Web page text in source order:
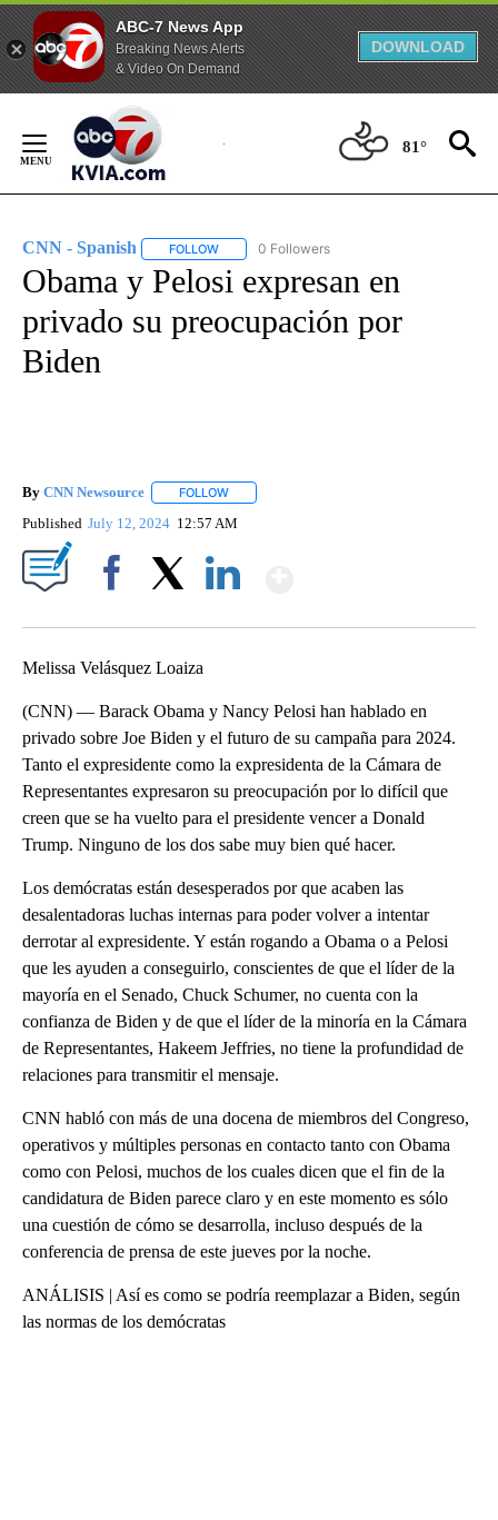
ABC-7 News App
Breaking News Alerts
& Video On Demand
DOWNLOAD
Content
81°
CNN - Spanish FOLLOW FOLLOW "CNN - SPANISH" TO RECEIVE
0 Followers
Obama y Pelosi expresan en
privado su preocupación por
Biden
By CNN Newsource FOLLOW
Published July 12, 2024 12:57 AM
Melissa Velásquez Loaiza
(CNN) — Barack Obama y Nancy Pelosi han hablado en
privado sobre Joe Biden y el futuro de su campaña para 2024.
Tanto el expresidente como la expresidenta de la Cámara de
Representantes expresaron su preocupación por lo difícil que
creen que se ha vuelto para el presidente vencer a Donald
Trump. Ninguno de los dos sabe muy bien qué hacer.
Los demócratas están desesperados por que acaben las
desalentadoras luchas internas para poder volver a intentar
derrotar al expresidente. Y están rogando a Obama o a Pelosi
que les ayuden a conseguirlo, conscientes de que el líder de la
mayoría en el Senado, Chuck Schumer, no cuenta con la
confianza de Biden y de que el líder de la minoría en la Cámara
de Representantes, Hakeem Jeffries, no tiene la profundidad de
relaciones para transmitir el mensaje.
CNN habló con más de una docena de miembros del Congreso,
operativos y múltiples personas en contacto tanto con Obama
como con Pelosi, muchos de los cuales dicen que el fin de la
candidatura de Biden parece claro y en este momento es sólo
una cuestión de cómo se desarrolla, incluso después de la
conferencia de prensa de este jueves por la noche.
ANÁLISIS | Así es como se podría reemplazar a Biden, según
las normas de los demócratas